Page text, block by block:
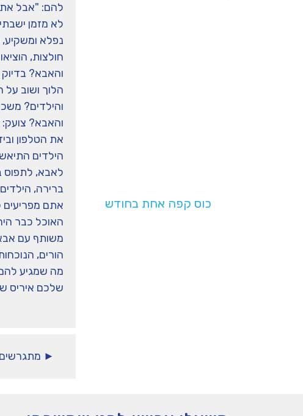
כוס קפה אחת בחודש
להם: "אבל
לא מזמן
נפלא ומשקיע,
חולצות,
והאבא?
הלוך ושוב על
והילדים?
והאבא?
את הטלפון
הילדים
לאבא, לתפוס
ברירה,
אתם מפריעים
האוכל כבר
משותף עם
הורים,
מה שמגיע
שלכם איריס
►